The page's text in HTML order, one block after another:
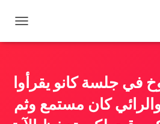
ب
ا
ت
ن
جلسة كانو يقرأوا
كان مستمع وثم